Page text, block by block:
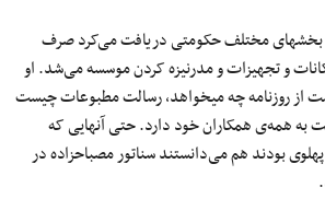
آنچه هم به عنوان کمک از بخش‎های مختلف حکومتی دریافت می‌کرد صرف
و تجهیزات و مدرنیزه کردن موسسه می‌شد. او
به کارش وارد بود، می‌دانست از روزنامه چه می‎خواهد، رسالت مطبوعات چیست
به همه‌ی همکاران خود دارد. حتی آنهایی که
منتقد دربار و سیاست‌های پهلوی بودند هم می‌دانستند سناتور مصباح‎زاده در